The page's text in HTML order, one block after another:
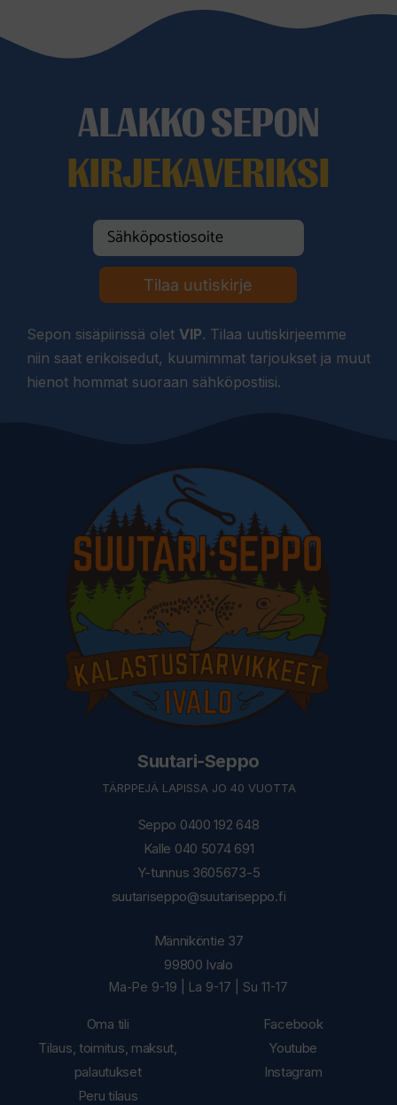
ALAKKO SEPON
KIRJEKAVERIKSI
Tilaa uutiskirje
Sepon sisäpiirissä olet VIP. Tilaa uutiskirjeemme
niin saat erikoisedut, kuumimmat tarjoukset ja muut
hienot hommat suoraan sähköpostiisi.
Suutari-Seppo
TÄRPPEJÄ LAPISSA JO 40 VUOTTA
Seppo 0400 192 648
Kalle 040 5074 691
Y-tunnus 3605673-5
suutariseppo@suutariseppo.fi
Oma tili
Tilaus, toimitus, maksut,
palautukset
Peru tilaus
Männiköntie 37
99800 Ivalo
Ma-Pe 9-19 | La 9-17 | Su 11-17
Facebook
Youtube
Instagram